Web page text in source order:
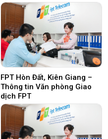
FPT Hòn Đất, Kiên Giang –
Thông tin Văn phòng Giao
dịch FPT